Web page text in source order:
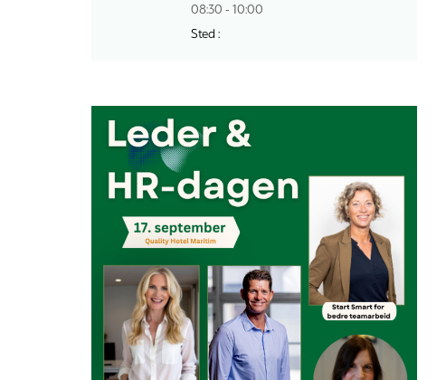
08:30 - 10:00
Sted :